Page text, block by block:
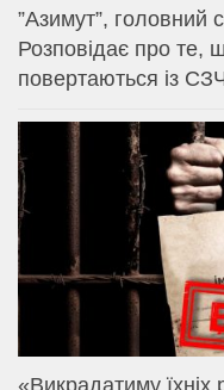
⁨”Азимут”,
Розповідає про те,
повертаються із